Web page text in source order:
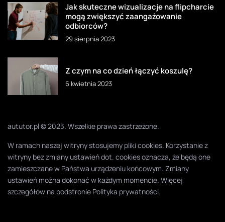
Jak skuteczne wizualizacje na flipcharcie
mogą zwiększyć zaangażowanie
odbiorców?
29 sierpnia 2023
Z czym na co dzień łączyć koszulę?
6 kwietnia 2023
aututor.pl © 2023. Wszelkie prawa zastrzeżone.
W ramach naszej witryny stosujemy pliki cookies. Korzystanie z
witryny bez zmiany ustawień dot. cookies oznacza, że będą one
zamieszczane w Państwa urządzeniu końcowym. Zmiany
ustawień można dokonać w każdym momencie. Więcej
szczegółów na podstronie Polityka prywatności.